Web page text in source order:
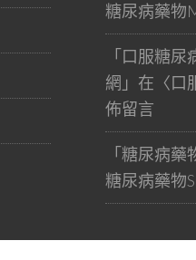
糖尿病藥物
「口服糖尿
網 」在〈口
佈留言
「糖尿病藥
糖尿病藥物